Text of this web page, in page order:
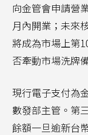
向金管會申請營
月內開業；未來
將成為市場上第
否牽動市場洗牌
現行電子支付為
數發部主管。第
餘額一旦逾新台